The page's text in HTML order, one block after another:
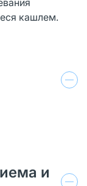
кашлем.
и